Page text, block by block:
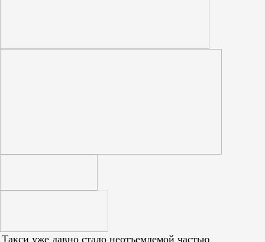
Такси уже давно стало неотъемлемой частью